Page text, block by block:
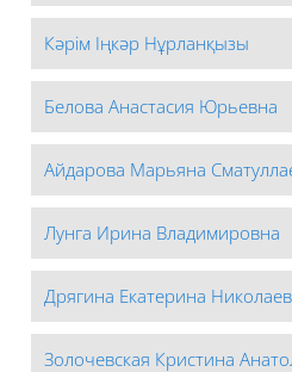
Кәрім Іңкәр Нұрланқызы
Белова Анастасия Юрьевна
Айдарова Марьяна
Лунга Ирина Владимировна
Дрягина Екатерина
Золочевская Кристина